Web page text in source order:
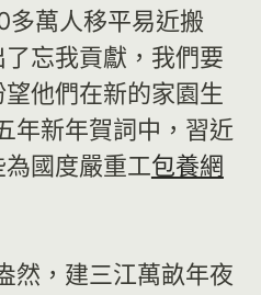
多萬人移平易近搬
忘我貢獻，我們要
他們在新的家園生
年新年賀詞中，習近
國度嚴重工包養網
然，建三江萬畝年夜